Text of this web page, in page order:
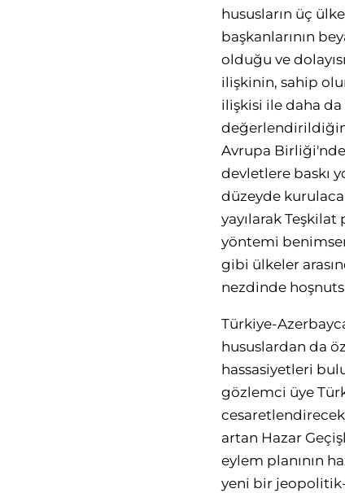
hususların üç
başkanlarının
olduğu ve
ilişkinin, sahip
ilişkisi ile daha
Avrupa
devletlere baskı
düzeyde
yayılarak
yöntemi
gibi ülkeler
nezdinde
Türkiye-
hususlardan da
hassasiyetleri
gözlemci üye
artan Hazar
eylem planının
yeni bir